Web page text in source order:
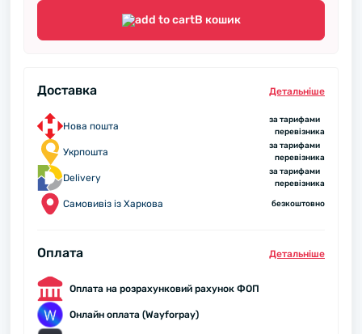
В кошик
Доставка Детальнiше
Нова пошта
за тарифами
перевізника
Укрпошта
за тарифами
перевізника
Delivery
за тарифами
перевізника
Самовивіз із Харкова безкоштовно
Оплата Детальнiше
Оплата на розрахунковий рахунок ФОП
Онлайн оплата (Wayforpay)